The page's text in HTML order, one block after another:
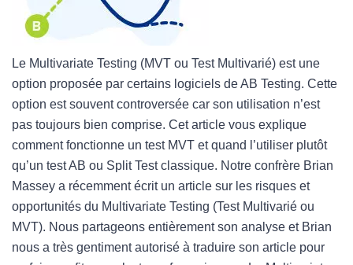
Le Multivariate Testing (MVT ou Test Multivarié) est une
option proposée par certains logiciels de AB Testing. Cette
option est souvent controversée car son utilisation n’est
pas toujours bien comprise. Cet article vous explique
comment fonctionne un test MVT et quand l’utiliser plutôt
qu’un test AB ou Split Test classique. Notre confrère Brian
Massey a récemment écrit un article sur les risques et
opportunités du Multivariate Testing (Test Multivarié ou
MVT). Nous partageons entièrement son analyse et Brian
nous a très gentiment autorisé à traduire son article pour